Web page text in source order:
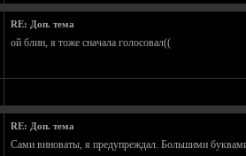
RE: Доп. тема
ой блин, я тоже сначала голосовал((
RE: Доп. тема
Сами виноваты, я предупреждал. Большими